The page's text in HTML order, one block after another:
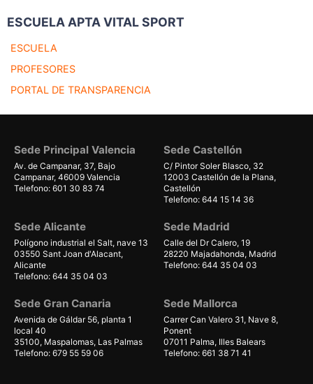
ESCUELA APTA VITAL SPORT
ESCUELA
PROFESORES
PORTAL DE TRANSPARENCIA
Sede Principal Valencia
Av. de Campanar, 37, Bajo
Campanar, 46009 Valencia
Telefono: 601 30 83 74
Sede Castellón
C/ Pintor Soler Blasco, 32
12003 Castellón de la Plana,
Castellón
Telefono: 644 15 14 36
Sede Alicante
Polígono industrial el Salt, nave 13
03550 Sant Joan d'Alacant,
Alicante
Telefono: 644 35 04 03
Sede Madrid
Calle del Dr Calero, 19
28220 Majadahonda, Madrid
Telefono: 644 35 04 03
Sede Gran Canaria
Avenida de Gáldar 56, planta 1
local 40
35100, Maspalomas, Las Palmas
Telefono: 679 55 59 06
Sede Mallorca
Carrer Can Valero 31, Nave 8,
Ponent
07011 Palma, Illes Balears
Telefono: 661 38 71 41